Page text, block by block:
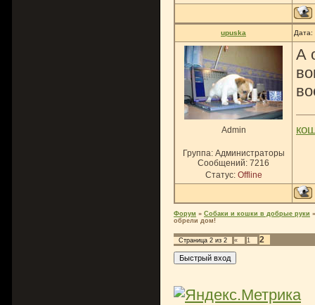
upuska Дата:
Admin
Группа: Администраторы
Сообщений: 7216
Статус: Offline
А
Форум » Собаки и кошки в добрые руки »
обрели дом!
Страница 2 из 2 « 1 2